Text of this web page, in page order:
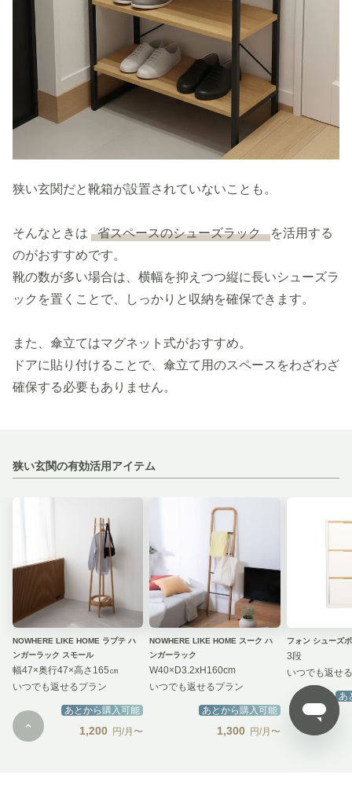
狭い玄関だと靴箱が設置されていないことも。
そんなときは 省スペースのシューズラック を活用する
のがおすすめです。
靴の数が多い場合は、横幅を抑えつつ縦に長いシューズラ
ックを置くことで、しっかりと収納を確保できます。
また、傘立てはマグネット式がおすすめ。
ドアに貼り付けることで、傘立て用のスペースをわざわざ
確保する必要もありません。
狭い玄関の有効活用アイテム
NOWHERE LIKE HOME ラプテ ハ
ンガーラック スモール
幅47×奥行47×高さ165㎝
いつでも返せるプラン
あとから購入可能
1,200 円/月〜
NOWHERE LIKE HOME スーク ハ
ンガーラック
W40×D3.2xH160cm
いつでも返せるプラン
あとから購入可能
1,300 円/月〜
フォン シューズ
3段
いつでも返せ
あ